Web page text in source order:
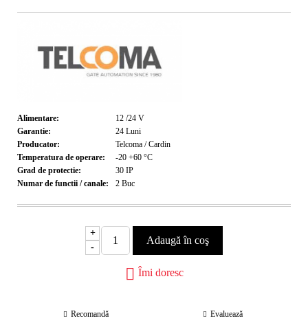
Alimentare: 12 /24 V
Garantie:
24 Luni
Producator:
Telcoma / Cardin
Temperatura de operare:
-20 +60 °C
Grad de protectie:
30 IP
Numar de functii / canale:
2 Buc
+
-
Îmi doresc
Recomandă Evaluează